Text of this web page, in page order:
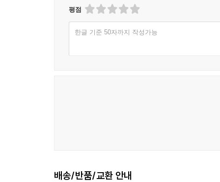
평점
한글 기준 50자까지 작성가능
배송/반품/교환 안내